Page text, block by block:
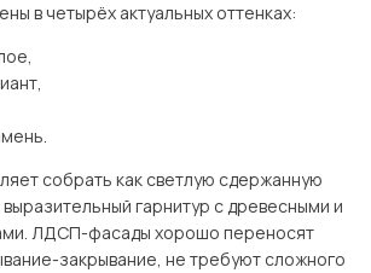
в четырёх актуальных оттенках:
собрать как светлую сдержанную
гарнитур с древесными и
ЛДСП-фасады хорошо переносят
закрывание, не требуют сложного